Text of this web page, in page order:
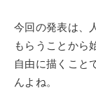
今回の発表は、
もらうことから
自由に描くこと
んよね。